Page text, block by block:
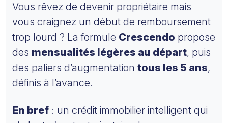
Vous rêvez de devenir propriétaire mais
vous craignez un début de remboursement
trop lourd ? La formule Crescendo propose
des mensualités légères au départ, puis
des paliers d’augmentation tous les 5 ans,
définis à l’avance.
En bref : un crédit immobilier intelligent qui